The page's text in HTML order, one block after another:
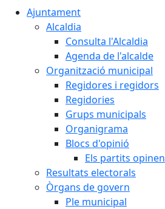
Ajuntament
Alcaldia
Consulta l'Alcaldia
Agenda de l'alcalde
Organització municipal
Regidores i regidors
Regidories
Grups municipals
Organigrama
Blocs d'opinió
Els partits opinen
Resultats electorals
Òrgans de govern
Ple municipal